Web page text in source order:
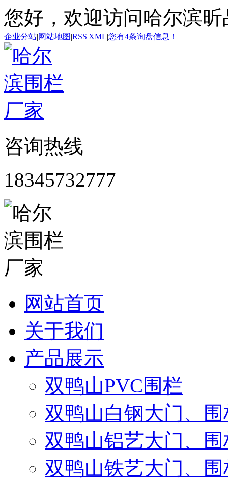
您好，欢迎访问哈尔滨
企业分站|网站地图|RSS|XML|您有4条询盘信息！
咨询热线
18345732777
网站首页
关于我们
产品展示
双鸭山PVC围栏
双鸭山白钢大门、围
双鸭山铝艺大门、围
双鸭山铁艺大门、围